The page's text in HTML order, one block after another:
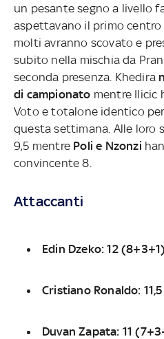
un pesante segno a livello
aspettavano il primo
molti avranno scovato e
subito nella mischia da
seconda presenza. Khedira
di campionato mentre Ilicic
Voto e totalone identico per
questa settimana. Alle loro
9,5 mentre Poli e Nzonzi
convincente 8.
Attaccanti
Edin Dzeko: 12 (8+3+1)
Cristiano Ronaldo:
Duvan Zapata: 11